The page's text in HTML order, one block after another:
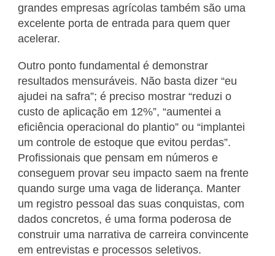
grandes empresas agrícolas também são uma
excelente porta de entrada para quem quer
acelerar.
Outro ponto fundamental é demonstrar
resultados mensuráveis. Não basta dizer “eu
ajudei na safra”; é preciso mostrar “reduzi o
custo de aplicação em 12%”, “aumentei a
eficiência operacional do plantio” ou “implantei
um controle de estoque que evitou perdas”.
Profissionais que pensam em números e
conseguem provar seu impacto saem na frente
quando surge uma vaga de liderança. Manter
um registro pessoal das suas conquistas, com
dados concretos, é uma forma poderosa de
construir uma narrativa de carreira convincente
em entrevistas e processos seletivos.